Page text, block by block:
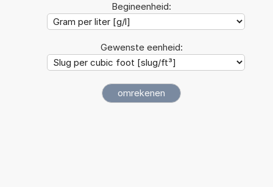
Begineenheid:
Gewenste eenheid: